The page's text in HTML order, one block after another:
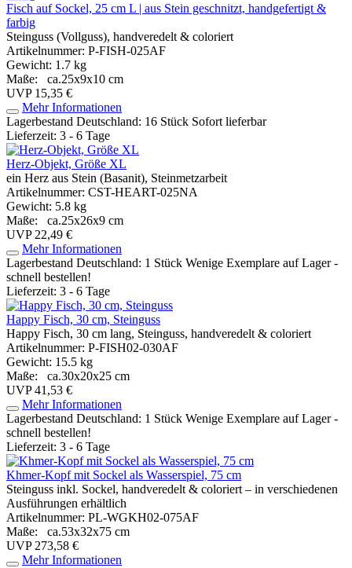
Fisch auf Sockel, 25 cm L | aus Stein geschnitzt, handgefertigt &
farbig
Steinguss (Vollguss), handveredelt & coloriert
Artikelnummer: P-FISH-025AF
Gewicht: 1.7 kg
Maße: ca.25x9x10 cm
UVP 15,35 €
Mehr Informationen
Lagerbestand Deutschland: 16 Stück Sofort lieferbar
Lieferzeit: 3 - 6 Tage
Herz-Objekt, Größe XL
ein Herz aus Stein (Basanit), Steinmetzarbeit
Artikelnummer: CST-HEART-025NA
Gewicht: 5.8 kg
Maße: ca.25x26x9 cm
UVP 22,49 €
Mehr Informationen
Lagerbestand Deutschland: 1 Stück Wenige Exemplare auf Lager -
schnell bestellen!
Lieferzeit: 3 - 6 Tage
Happy Fisch, 30 cm, Steinguss
Happy Fisch, 30 cm lang, Steinguss, handveredelt & coloriert
Artikelnummer: P-FISH02-030AF
Gewicht: 15.5 kg
Maße: ca.30x20x25 cm
UVP 41,53 €
Mehr Informationen
Lagerbestand Deutschland: 1 Stück Wenige Exemplare auf Lager -
schnell bestellen!
Lieferzeit: 3 - 6 Tage
Khmer-Kopf mit Sockel als Wasserspiel, 75 cm
Steinguss inkl. Sockel, handveredelt & coloriert – in verschiedenen
Ausführungen erhältlich
Artikelnummer: PL-WGKH02-075AF
Maße: ca.53x32x75 cm
UVP 273,58 €
Mehr Informationen